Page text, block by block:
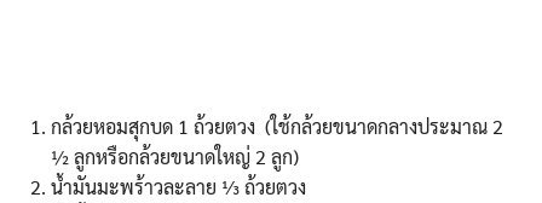
กล้วยหอมสุกบด 1 ถ้วยตวง (ใช้กล้วยขนาดกลางประมาณ 2
½ ลูกหรือกล้วยขนาดใหญ่ 2 ลูก)
น้ำมันมะพร้าวละลาย ⅓ ถ้วยตวง